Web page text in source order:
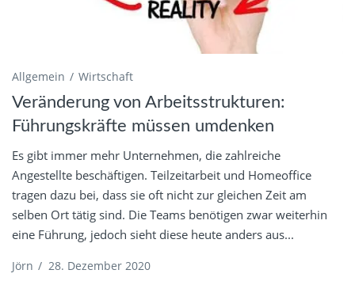
Allgemein Wirtschaft
Veränderung von Arbeitsstrukturen:
Führungskräfte müssen umdenken
Es gibt immer mehr Unternehmen, die zahlreiche
Angestellte beschäftigen. Teilzeitarbeit und Homeoffice
tragen dazu bei, dass sie oft nicht zur gleichen Zeit am
selben Ort tätig sind. Die Teams benötigen zwar weiterhin
eine Führung, jedoch sieht diese heute anders aus...
Jörn / 28. Dezember 2020